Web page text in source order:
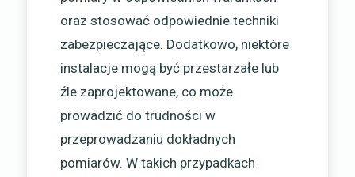
oraz stosować odpowiednie techniki
zabezpieczające. Dodatkowo, niektóre
instalacje mogą być przestarzałe lub
źle zaprojektowane, co może
prowadzić do trudności w
przeprowadzaniu dokładnych
pomiarów. W takich przypadkach